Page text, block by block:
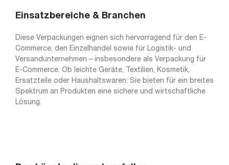
Einsatzbereiche & Branchen
Diese Verpackungen eignen sich hervorragend für den E-
Commerce, den Einzelhandel sowie für Logistik- und
Versandunternehmen – insbesondere als Verpackung für
E-Commerce. Ob leichte Geräte, Textilien, Kosmetik,
Ersatzteile oder Haushaltswaren: Sie bieten für ein breites
Spektrum an Produkten eine sichere und wirtschaftliche
Lösung.